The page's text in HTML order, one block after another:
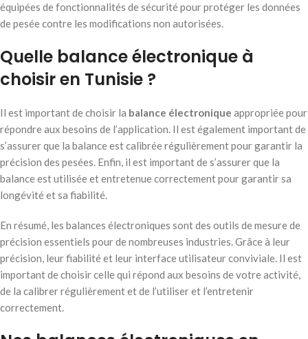
équipées de fonctionnalités de sécurité pour protéger les données
de pesée contre les modifications non autorisées.
Quelle balance électronique à
choisir en Tunisie ?
Il est important de choisir la balance électronique appropriée pour
répondre aux besoins de l’application. Il est également important de
s’assurer que la balance est calibrée régulièrement pour garantir la
précision des pesées. Enfin, il est important de s’assurer que la
balance est utilisée et entretenue correctement pour garantir sa
longévité et sa fiabilité.
En résumé, les balances électroniques sont des outils de mesure de
précision essentiels pour de nombreuses industries. Grâce à leur
précision, leur fiabilité et leur interface utilisateur conviviale. Il est
important de choisir celle qui répond aux besoins de votre activité,
de la calibrer régulièrement et de l’utiliser et l’entretenir
correctement.